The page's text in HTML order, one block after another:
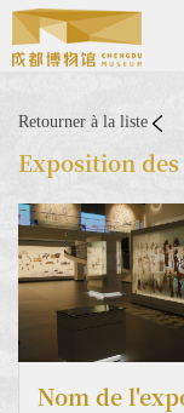
Retourner à la liste
Exposition
Nom de